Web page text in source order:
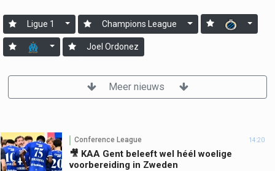
Ligue 1 Champions League
Joel Ordonez
Meer nieuws
Conference League 14:20
🎥 KAA Gent beleeft wel héél woelige
voorbereiding in Zweden